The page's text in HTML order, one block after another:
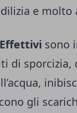
e molto
sono
di sporcizia,
gli